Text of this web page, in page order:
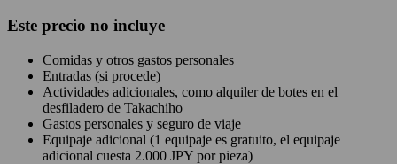
Este precio no incluye
Comidas y otros gastos personales
Entradas (si procede)
Actividades adicionales, como alquiler de botes en el
desfiladero de Takachiho
Gastos personales y seguro de viaje
Equipaje adicional (1 equipaje es gratuito, el equipaje
adicional cuesta 2.000 JPY por pieza)